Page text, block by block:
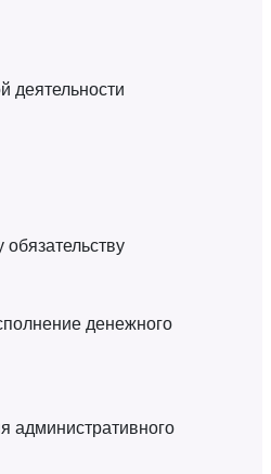
деятельности
денежного
административного